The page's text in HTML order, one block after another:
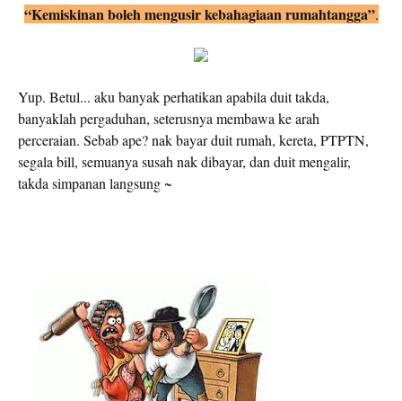
“Kemiskinan boleh mengusir kebahagiaan rumahtangga”.
Yup. Betul... aku banyak perhatikan apabila duit takda,
banyaklah pergaduhan, seterusnya membawa ke arah
perceraian. Sebab ape? nak bayar duit rumah, kereta, PTPTN,
segala bill, semuanya susah nak dibayar, dan duit mengalir,
takda simpanan langsung ~